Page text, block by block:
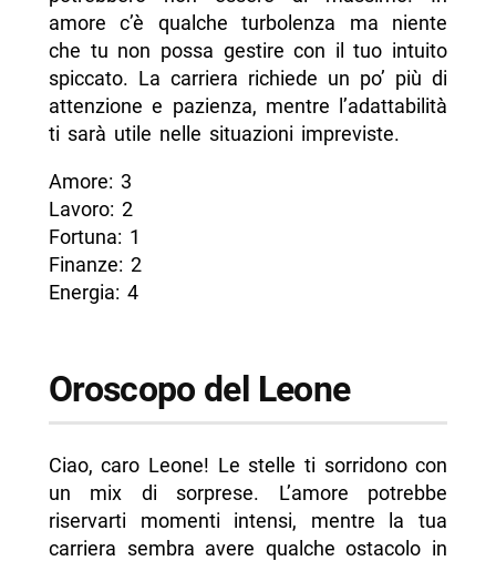
amore c’è qualche turbolenza ma niente
che tu non possa gestire con il tuo intuito
spiccato. La carriera richiede un po’ più di
attenzione e pazienza, mentre l’adattabilità
ti sarà utile nelle situazioni impreviste.
Amore: 3
Lavoro: 2
Fortuna: 1
Finanze: 2
Energia: 4
Oroscopo del Leone
Ciao, caro Leone! Le stelle ti sorridono con
un mix di sorprese. L’amore potrebbe
riservarti momenti intensi, mentre la tua
carriera sembra avere qualche ostacolo in